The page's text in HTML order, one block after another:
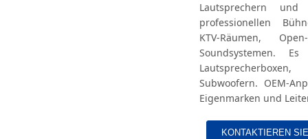
Lautsprechern
professionellen
KTV-Räumen,
Soundsystemen.
Subwoofern. OEM-
Eigenmarken und
KONTAKTIEREN